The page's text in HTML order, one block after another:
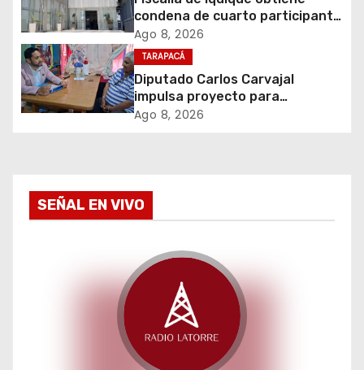
t
r
a
s
condena de cuarto participante
en violento asalto a
comerciante
Ago 8, 2026
TARAPACÁ
Diputado Carlos Carvajal
impulsa proyecto para
homenajear en vida al campeón
Ago 8, 2026
SEÑAL EN VIVO